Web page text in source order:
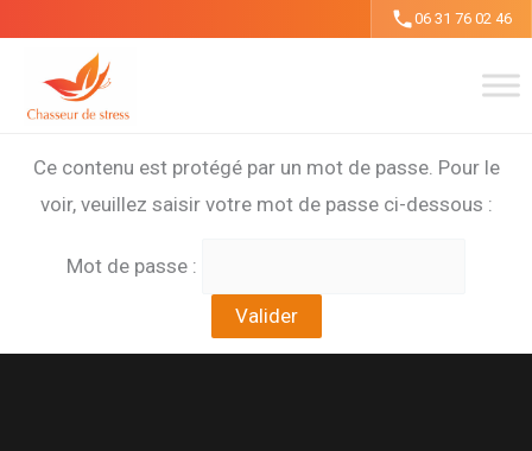
contenu
06 31 76 02 46
Ce contenu est protégé par un mot de passe. Pour le
voir, veuillez saisir votre mot de passe ci-dessous :
Mot de passe :